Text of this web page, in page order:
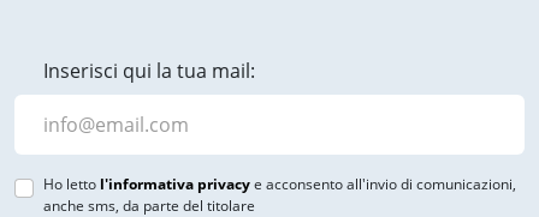
Inserisci qui la tua mail:
Ho letto l'informativa privacye acconsento all'invio di comunicazioni,
anche sms, da parte del titolare